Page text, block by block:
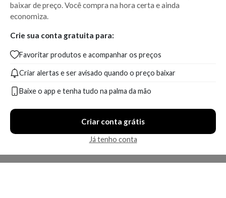
baixar de preço. Você compra na hora certa e ainda
economiza.
Crie sua conta gratuita para:
Favoritar produtos e acompanhar os preços
Criar alertas e ser avisado quando o preço baixar
Baixe o app e tenha tudo na palma da mão
Criar conta grátis
Já tenho conta